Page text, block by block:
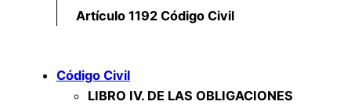
Artículo 1192 Código Civil
Código Civil
LIBRO IV. DE LAS OBLIGACIONES